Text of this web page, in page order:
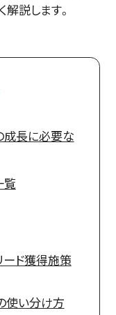
説します。
成長に必要な
覧
ード獲得施策
使い分け方